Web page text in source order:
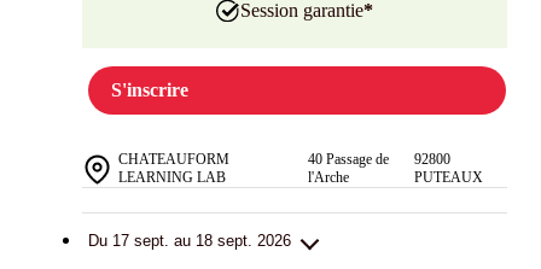
Session garantie*
S'inscrire
CHATEAUFORM
LEARNING LAB
40 Passage de
l'Arche
92800
PUTEAUX
Du 17 sept. au 18 sept. 2026